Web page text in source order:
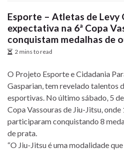
Esporte – Atletas de Levy
expectativa na 6ª Copa
conquistam medalhas de
2 mins to read
O Projeto Esporte e Cidadania
Gasparian, tem revelado talentos
esportivas. No último sábado, 5
Copa Vassouras de Jiu-Jitsu,
participaram conquistando 8
de prata.
“O Jiu-Jitsu é uma modalidade